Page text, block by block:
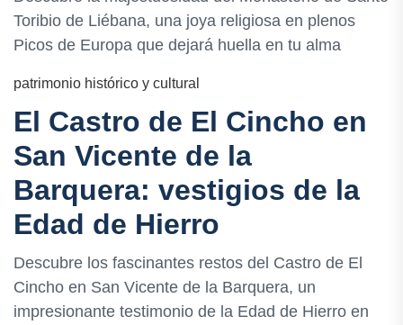
Toribio de Liébana, una joya religiosa en plenos
Picos de Europa que dejará huella en tu alma
patrimonio histórico y cultural
El Castro de El Cincho en
San Vicente de la
Barquera: vestigios de la
Edad de Hierro
Descubre los fascinantes restos del Castro de El
Cincho en San Vicente de la Barquera, un
impresionante testimonio de la Edad de Hierro en